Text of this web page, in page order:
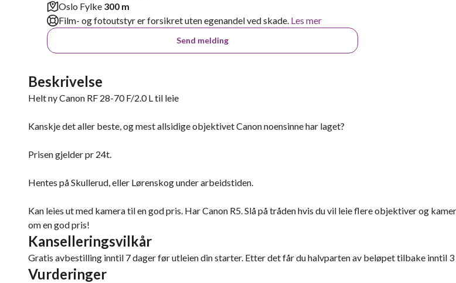
Oslo Fylke 300 m
Film- og fotoutstyr er forsikret uten egenandel ved skade. Les mer
Send melding
Beskrivelse
Helt ny Canon RF 28-70 F/2.0 L til leie
Kanskje det aller beste, og mest allsidige objektivet Canon noensinne har laget?
Prisen gjelder pr 24t.
Hentes på Skullerud, eller Lørenskog under arbeidstiden.
Kan leies ut med kamera til en god pris. Har Canon R5. Slå på tråden hvis du vil leie flere objektiver og
om en god pris!
Kanselleringsvilkår
Gratis avbestilling inntil 7 dager før utleien din starter. Etter det får du halvparten av beløpet tilbake inntil 3
Vurderinger